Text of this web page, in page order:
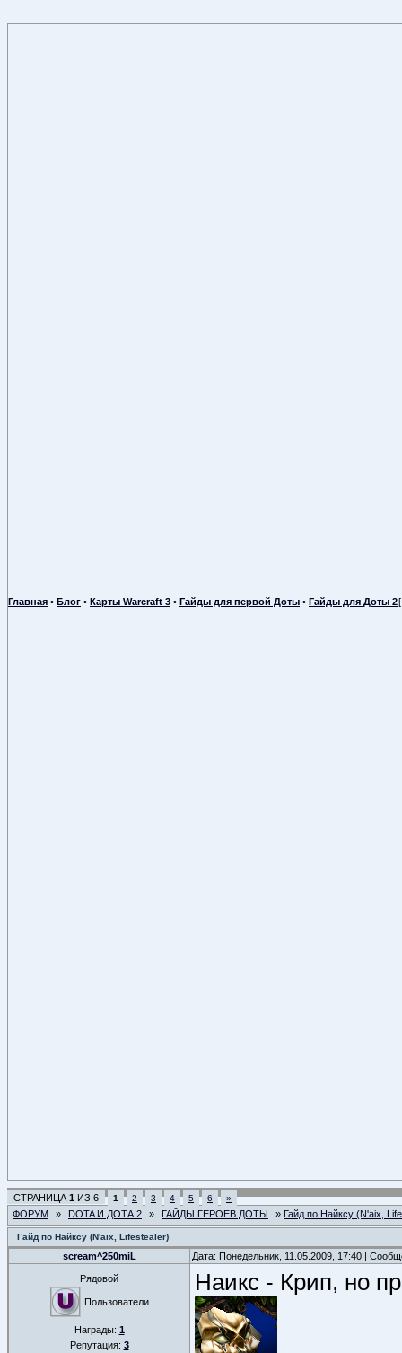
Главная • Блог • Карты Warcraft 3 • Гайды для первой Доты • Гайды для Доты 2
СТРАНИЦА 1 ИЗ 6 1 2 3 4 5 6 »
ФОРУМ » DOTA И ДОТА 2 » ГАЙДЫ ГЕРОЕВ ДОТЫ » Гайд по Найксу (N'aix,
Гайд по Найксу (N'aix, Lifestealer)
scream^250miL Дата: Понедельник, 11.05.2009, 17:40 |
Рядовой
Пользователи
Награды: 1
Репутация: 3
Наикс - Крип, но